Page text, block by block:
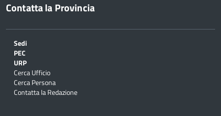
Contatta la Provincia
Sedi
PEC
URP
Cerca Ufficio
Cerca Persona
Contatta la Redazione